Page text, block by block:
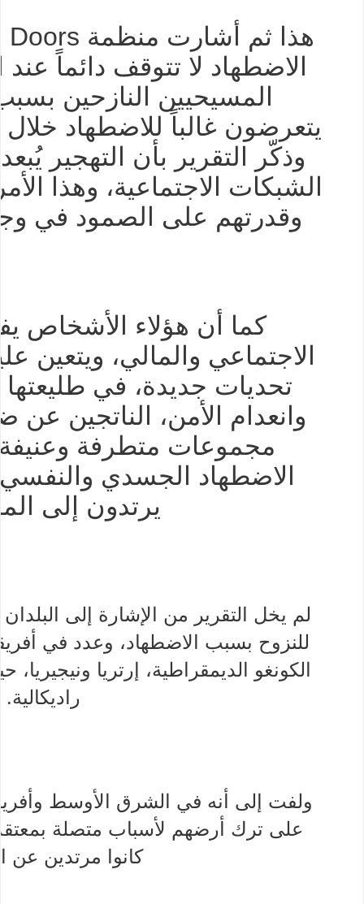
الاضطهاد لا تتوقف دائماً
المسيحيين النازحين
يتعرضون غالباً للاضطهاد
وذكّر التقرير بأن التهجير
الشبكات الاجتماعية، وهذا
وقدرتهم على الصمود في
كما أن هؤلاء الأشخاص
الاجتماعي والمالي، ويتعين
تحديات جديدة، في
وانعدام الأمن، الناتجين
مجموعات متطرفة وعنيفة.
الاضطهاد الجسدي
يرتدون إلى
لم يخل التقرير من الإشارة إلى
للنزوح بسبب الاضطهاد، وعدد في
الكونغو الديمقراطية، إرتريا
راديكالية.
ولفت إلى أنه في الشرق الأوسط
على ترك أرضهم لأسباب متصلة
كانوا مرتدين عن